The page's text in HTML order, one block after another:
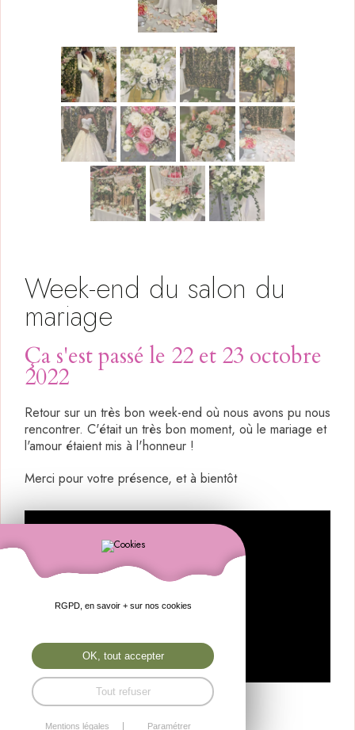
Week-end du salon du
mariage
Ça s'est passé le 22 et 23 octobre
2022
Retour sur un très bon week-end où nous avons pu nous
rencontrer. C'était un très bon moment, où le mariage et
l'amour étaient mis à l'honneur !
Merci pour votre présence, et à bientôt
RGPD, en savoir + sur nos cookies
OK, tout accepter
Tout refuser
Mentions légales Paramétrer